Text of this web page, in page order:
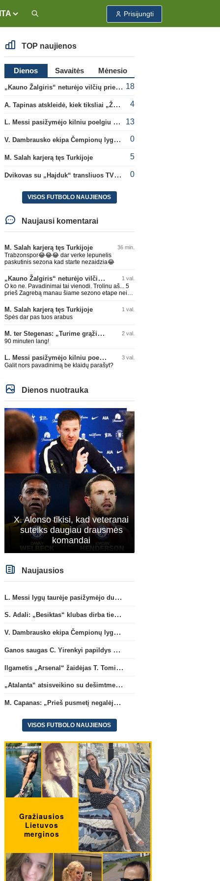
Prisijungti
TOP naujienos
Dienos Savaitės
Mėnesio
„Kauno Žalgiris“ neturėjo vilčių prieš „Dinamo“ 18
A. Tapinas atskleidė, kiek tiksliai „Žalgiris“ jau uždirbo iš UEFA premijų 4
L. Messi pasižymėjo kilniu poelgiu dėl kilusių gaisrų Madride 13
V. Dambrausko ekipa Čempionų lygos atrankoje patyrė skaudžią nesėkmę 0
M. Salah karjerą tęs Turkijoje 5
Dvikovas su „Hajduk“ transliuos TV3, paskutinėje transliacijoje – nauji rekordai 0
VISOS FUTBOLO NAUJIENOS
Naujausi komentarai
M. Salah karjerą tęs Turkijoje 36 min.
Trabzonspor😂😂😂 dar verke lepunelis
paskutinis sezona kad starte nezaidzia😂
„Kauno Žalgiris“ neturėjo vilčių prieš „Dinamo“ 1 val.
O ko ne. Pavadinimai tai vienodi. Trolinu aš... 5
prieš Zagrebą manau šiame sezono etape nei
M. Salah karjerą tęs Turkijoje 1 val.
Spės dar pas tuos arabus
M. ter Stegenas: „Turime grąžinti „Ajax“ klubą ten, kur jam priklauso“ 2 val.
90 minuten lang!
L. Messi pasižymėjo kilniu poelgiu dėl kilusių gaisrų Madride 3 val.
Galit nors pavadinimą be klaidų parašyt?
Dienos nuotrauka
X. Alonso tikisi, kad veteranai
suteiks daugiau drausmės
komandai
Naujausios
L. Messi lygų taurėje pasižymėjo dubliu ir atliko rezultatyvų perdavimą
S. Adali: „Besiktas“ klubas dirba ties D. Vlahovičiaus atvykimu“
V. Dambrausko ekipa Čempionų lygos atrankoje patyrė skaudžią nesėkmę
Ganos saugas C. Yirenkyi papildys „Coventry City“ ekipą
Ilgametis „Arsenal“ žaidėjas T. Tomiyasu papildys „Crystal Palace“ ekipą
„Atalanta“ atsisveikino su dešimtmetį žaidusiu gynėju B. Djimsiti
M. Capanas: „Prieš pusmetį negalėjau net įsivaizduoti, kad žaisime prieš „Hajduk“
VISOS FUTBOLO NAUJIENOS